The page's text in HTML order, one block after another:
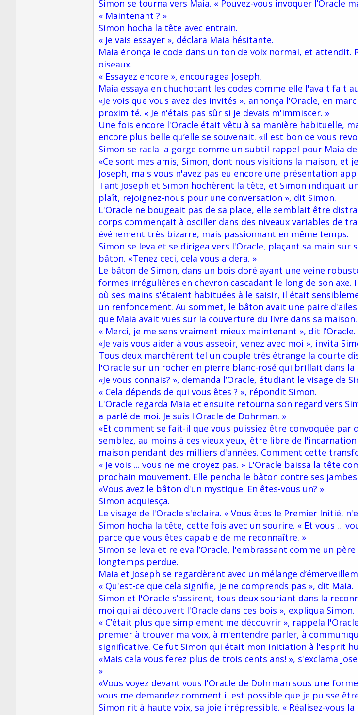
Simon se tourna vers Maia. « Pouvez-vous invoquer l’Oracle
« Maintenant ? »
Simon hocha la tête avec entrain.
« Je vais essayer », déclara Maia hésitante.
Maia énonça le code dans un ton de voix normal, et attendit.
oiseaux.
« Essayez encore », encouragea Joseph.
Maia essaya en chuchotant les codes comme elle l'avait fait
«Je vois que vous avez des invités », annonça l'Oracle, en
proximité. « Je n'étais pas sûr si je devais m'immiscer. »
Une fois encore l'Oracle était vêtu à sa manière habituelle,
encore plus belle qu’elle se souvenait. «Il est bon de vous
Simon se racla la gorge comme un subtil rappel pour Maia
«Ce sont mes amis, Simon, dont nous visitions la maison, et
Joseph, mais vous n'avez pas eu encore une présentation
Tant Joseph et Simon hochèrent la tête, et Simon indiquait
plaît, rejoignez-nous pour une conversation », dit Simon.
L'Oracle ne bougeait pas de sa place, elle semblait être
corps commençait à osciller dans des niveaux variables de
événement très bizarre, mais passionnant en même temps.
Simon se leva et se dirigea vers l'Oracle, plaçant sa main
bâton. «Tenez ceci, cela vous aidera. »
Le bâton de Simon, dans un bois doré ayant une veine
formes irrégulières en chevron cascadant le long de son
où ses mains s'étaient habituées à le saisir, il était
un renfoncement. Au sommet, le bâton avait une paire
que Maia avait vues sur la couverture du livre dans sa maison.
« Merci, je me sens vraiment mieux maintenant », dit l’Oracle.
«Je vais vous aider à vous asseoir, venez avec moi », invita
Tous deux marchèrent tel un couple très étrange la courte
l'Oracle sur un rocher en pierre blanc-rosé qui brillait dans
«Je vous connais? », demanda l’Oracle, étudiant le visage de
« Cela dépends de qui vous êtes ? », répondit Simon.
L'Oracle regarda Maia et ensuite retourna son regard vers
a parlé de moi. Je suis l'Oracle de Dohrman. »
«Et comment se fait-il que vous puissiez être convoquée par
semblez, au moins à ces vieux yeux, être libre de
maison pendant des milliers d'années. Comment cette
« Je vois ... vous ne me croyez pas. » L'Oracle baissa la tête
prochain mouvement. Elle pencha le bâton contre ses
«Vous avez le bâton d'un mystique. En êtes-vous un? »
Simon acquiesça.
Le visage de l'Oracle s'éclaira. « Vous êtes le Premier Initié,
Simon hocha la tête, cette fois avec un sourire. « Et vous ...
parce que vous êtes capable de me reconnaître. »
Simon se leva et releva l’Oracle, l'embrassant comme un
longtemps perdue.
Maia et Joseph se regardèrent avec un mélange
« Qu'est-ce que cela signifie, je ne comprends pas », dit Maia.
Simon et l'Oracle s’assirent, tous deux souriant dans la
moi qui ai découvert l'Oracle dans ces bois », expliqua Simon.
« C’était plus que simplement me découvrir », rappela
premier à trouver ma voix, à m'entendre parler, à
significative. Ce fut Simon qui était mon initiation à l'esprit
«Mais cela vous ferez plus de trois cents ans! », s'exclama
»
«Vous voyez devant vous l'Oracle de Dohrman sous une
vous me demandez comment il est possible que je puisse
Simon rit à haute voix, sa joie irrépressible. « Réalisez-vous